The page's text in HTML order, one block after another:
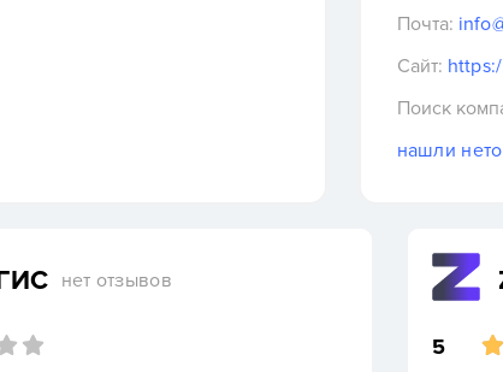
Почта:
Сайт:
Поиск
нашли
нет отзывов
5